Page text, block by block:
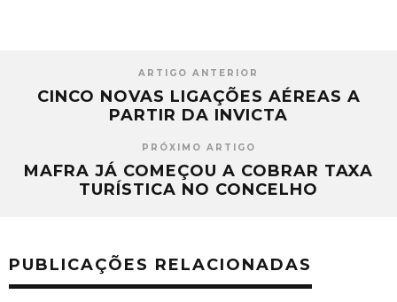
ARTIGO ANTERIOR
CINCO NOVAS LIGAÇÕES AÉREAS A
PARTIR DA INVICTA
PRÓXIMO ARTIGO
MAFRA JÁ COMEÇOU A COBRAR TAXA
TURÍSTICA NO CONCELHO
PUBLICAÇÕES RELACIONADAS